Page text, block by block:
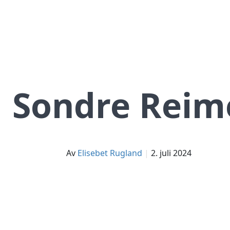
Sondre
av Elisebet Rugland 2. juli 2024